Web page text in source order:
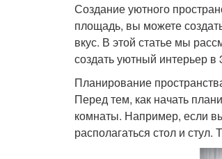
Создание уютного
площадь, вы можете
вкус. В этой статье мы
создать уютный интерьер в
Планирование
Перед тем, как начать
комнаты. Например, если
располагаться стол и